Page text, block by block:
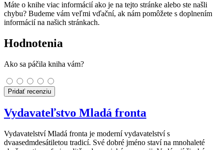
Máte o knihe viac informácií ako je na tejto stránke alebo ste našli
chybu? Budeme vám veľmi vďační, ak nám pomôžete s doplnením
informácií na našich stránkach.
Hodnotenia
Ako sa páčila kniha vám?
Pridať recenziu
Vydavateľstvo Mladá fronta
Vydavatelství Mladá fronta je moderní vydavatelství s
dvaasedmdesátiletou tradicí. Své dobré jméno staví na mnohaleté